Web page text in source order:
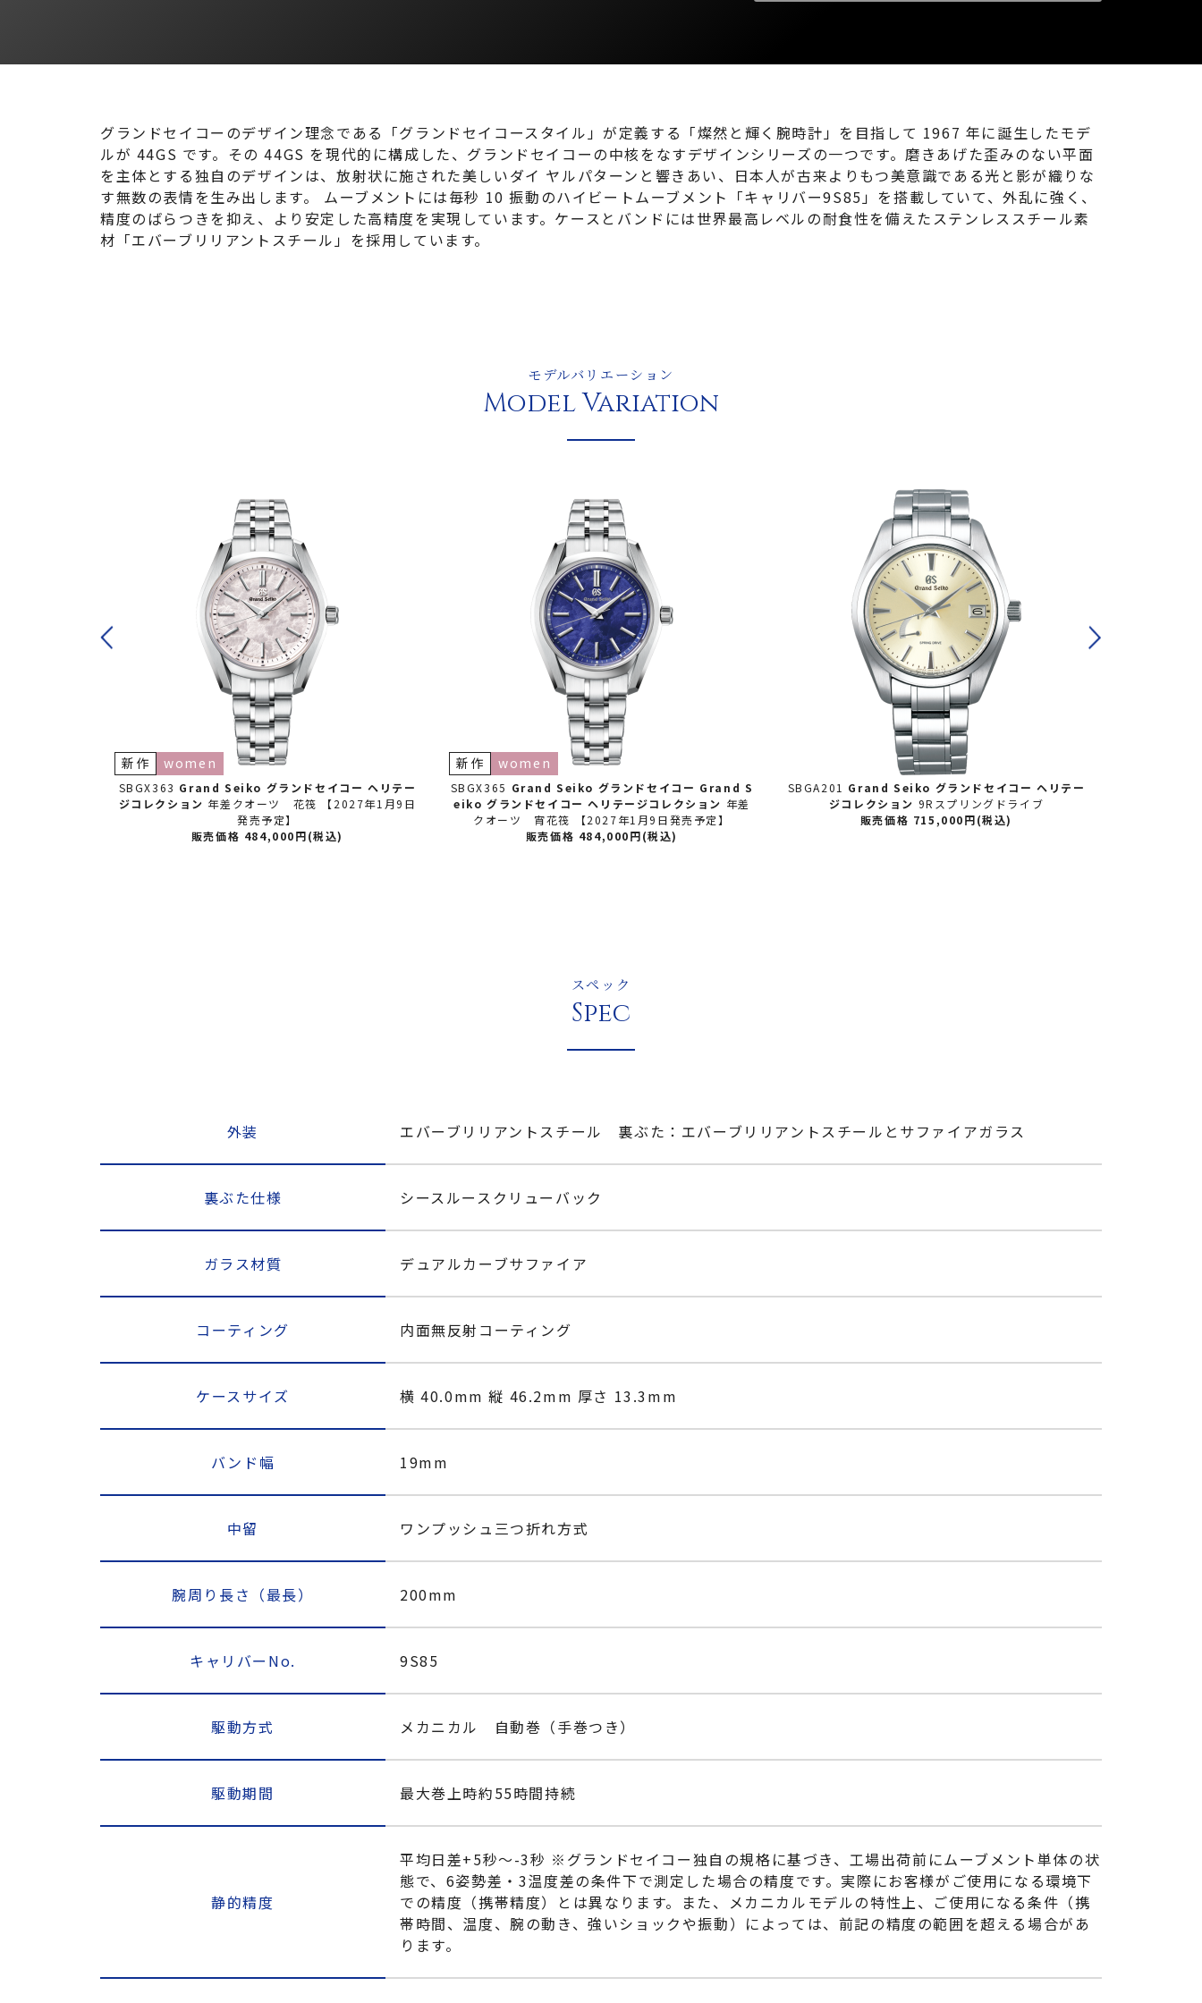
グランドセイコーのデザイン理念である「グランドセイコースタイル」が定義する「燦然と輝く腕時計」を目指して 1967 年に誕生したモデ
ルが 44GS です。その 44GS を現代的に構成した、グランドセイコーの中核をなすデザインシリーズの一つです。磨きあげた歪みのない平面
を主体とする独自のデザインは、放射状に施された美しいダイ ヤルパターンと響きあい、日本人が古来よりもつ美意識である光と影が織りな
す無数の表情を生み出します。 ムーブメントには毎秒 10 振動のハイビートムーブメント「キャリバー9S85」を搭載していて、外乱に強く、
精度のばらつきを抑え、より安定した高精度を実現しています。ケースとバンドには世界最高レベルの耐食性を備えたステンレススチール素
材「エバーブリリアントスチール」を採用しています。
モデルバリエーション
Model Variation
SBGX363 Grand Seiko グランドセイコー ヘリテー
ジコレクション 年差クオーツ 花筏 【2027年1月9日
発売予定】
新作 women
販売価格 484,000円(税込)
SBGX365 Grand Seiko グランドセイコー Grand S
eiko グランドセイコー ヘリテージコレクション 年差
クオーツ 宵花筏 【2027年1月9日発売予定】
新作 women
販売価格 484,000円(税込)
SBGA201 Grand Seiko グランドセイコー ヘリテー
ジコレクション 9Rスプリングドライブ
販売価格 715,000円(税込)
スペック
Spec
外装 エバーブリリアントスチール 裏ぶた：エバーブリリアントスチールとサファイアガラス
裏ぶた仕様 シースルースクリューバック
ガラス材質 デュアルカーブサファイア
コーティング 内面無反射コーティング
ケースサイズ 横 40.0mm 縦 46.2mm 厚さ 13.3mm
バンド幅 19mm
中留 ワンプッシュ三つ折れ方式
腕周り長さ（最長） 200mm
キャリバーNo. 9S85
駆動方式 メカニカル 自動巻（手巻つき）
駆動期間 最大巻上時約55時間持続
静的精度
平均日差+5秒～-3秒 ※グランドセイコー独自の規格に基づき、工場出荷前にムーブメント単体の状
態で、6姿勢差・3温度差の条件下で測定した場合の精度です。実際にお客様がご使用になる環境下
での精度（携帯精度）とは異なります。また、メカニカルモデルの特性上、ご使用になる条件（携
帯時間、温度、腕の動き、強いショックや振動）によっては、前記の精度の範囲を超える場合があ
ります。